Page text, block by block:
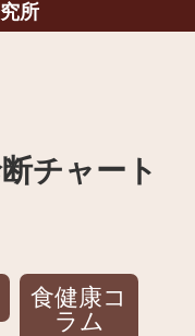
所
チャート
食健康コ
ラム